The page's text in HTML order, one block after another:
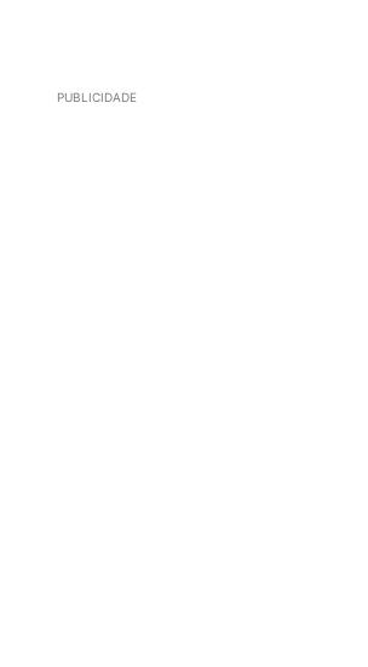
PUBLICIDADE